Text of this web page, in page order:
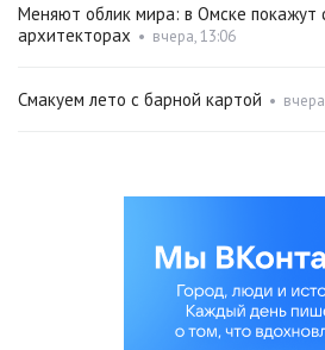
Меняют облик мира: в Омске покажут
архитекторах • вчера, 13:06
Смакуем лето с барной картой •